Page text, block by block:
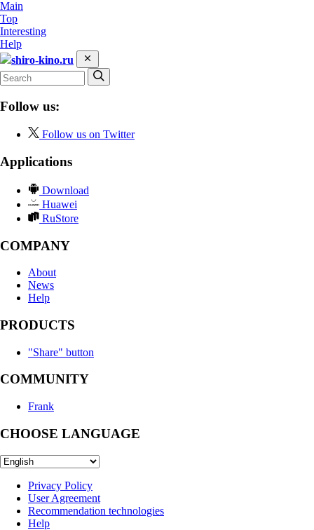
Main
Top
Interesting
Help
shiro-kino.ru
Follow us:
Follow us on Twitter
Applications
Download
Huawei
RuStore
COMPANY
About
News
Help
PRODUCTS
"Share" button
COMMUNITY
Frank
CHOOSE LANGUAGE
Privacy Policy
User Agreement
Recommendation technologies
Help